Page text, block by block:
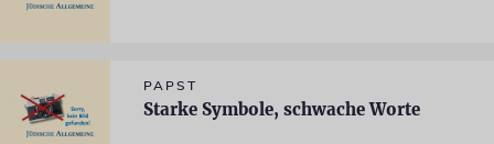
PAPST
Starke Symbole, schwache Worte